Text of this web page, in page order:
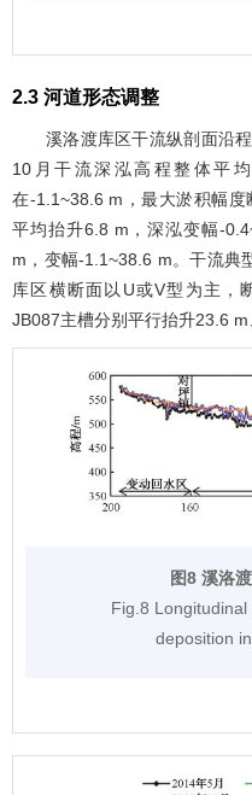
2.3 河道形态调整
溪洛渡库区干流纵剖面沿
10月干流深泓高程整体平
在-1.1~38.6 m，最大淤积幅
平均抬升6.8 m，深泓变幅-
m，变幅-1.1~38.6 m。干流典
库区横断面以U或V型为主，
JB087主槽分别平行抬升23.6 m
图8 溪洛
Fig.8
deposition